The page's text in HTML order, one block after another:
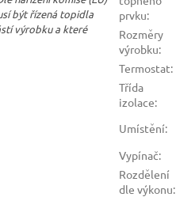
být řízená topidla
výrobku a které
prvku:
Rozměry
výrobku:
Termostat:
Třída
izolace:
Umístění:
Vypínač:
Rozdělení
dle výkonu: